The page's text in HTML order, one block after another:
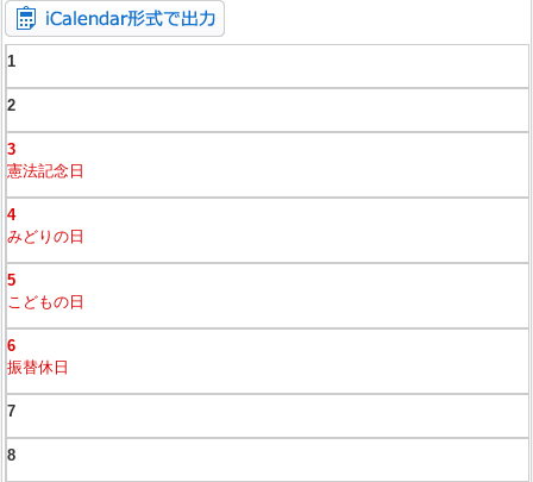
1
2
3
憲法記念日
4
みどりの日
5
こどもの日
6
振替休日
7
8